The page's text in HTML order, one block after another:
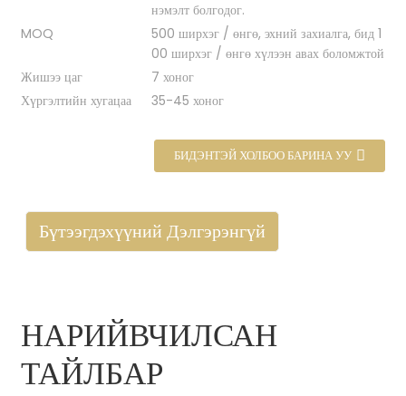
нэмэлт болгодог.
MOQ
500 ширхэг / өнгө, эхний захиалга, бид 1
00 ширхэг / өнгө хүлээн авах боломжтой
Жишээ цаг
7 хоног
Хүргэлтийн хугацаа
35-45 хоног
БИДЭНТЭЙ ХОЛБОО БАРИНА УУ
Бүтээгдэхүүний Дэлгэрэнгүй
НАРИЙВЧИЛСАН
ТАЙЛБАР